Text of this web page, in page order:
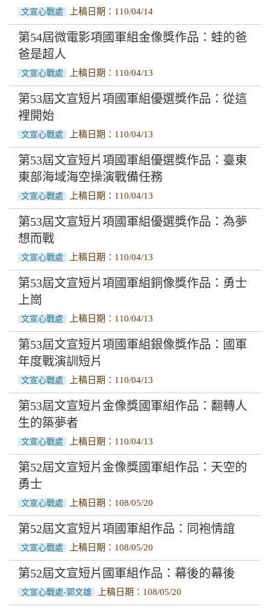
文宣心戰處 上稿日期：110/04/14
第54屆微電影項國軍組金像獎作品：蛙的爸
爸是超人
文宣心戰處 上稿日期：110/04/13
第53屆文宣短片項國軍組優選獎作品：從這
裡開始
文宣心戰處 上稿日期：110/04/13
第53屆文宣短片項國軍組優選獎作品：臺東
東部海域海空操演戰備任務
文宣心戰處 上稿日期：110/04/13
第53屆文宣短片項國軍組優選獎作品：為夢
想而戰
文宣心戰處 上稿日期：110/04/13
第53屆文宣短片項國軍組銅像獎作品：勇士
上崗
文宣心戰處 上稿日期：110/04/13
第53屆文宣短片項國軍組銀像獎作品：國軍
年度戰演訓短片
文宣心戰處 上稿日期：110/04/13
第53屆文宣短片金像獎國軍組作品：翻轉人
生的築夢者
文宣心戰處 上稿日期：110/04/13
第52屆文宣短片金像獎國軍組作品：天空的
勇士
文宣心戰處 上稿日期：108/05/20
第52屆文宣短片項國軍組作品：同袍情誼
文宣心戰處 上稿日期：108/05/20
第52屆文宣短片國軍組作品：幕後的幕後
文宣心戰處-郭文雄 上稿日期：108/05/20